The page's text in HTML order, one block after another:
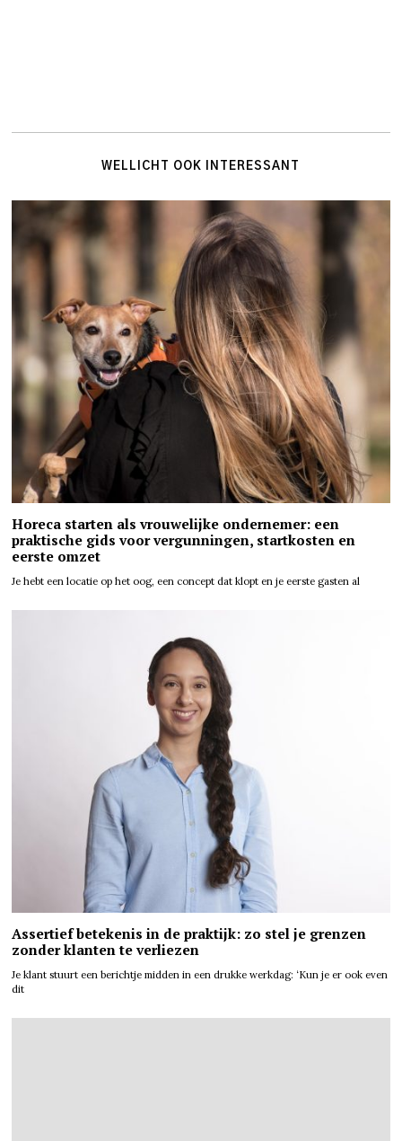
WELLICHT OOK INTERESSANT
Horeca starten als vrouwelijke ondernemer: een
praktische gids voor vergunningen, startkosten en
eerste omzet
Je hebt een locatie op het oog, een concept dat klopt en je eerste gasten al
Assertief betekenis in de praktijk: zo stel je grenzen
zonder klanten te verliezen
Je klant stuurt een berichtje midden in een drukke werkdag: ‘Kun je er ook even
dit